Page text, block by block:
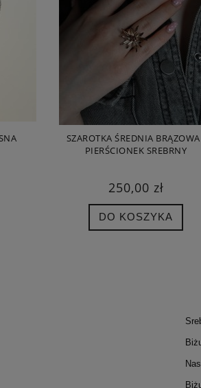
SZAROTKA ŚREDNIA
PIERŚCIONEK SREBRNY
250,00 zł
DO KOSZYKA